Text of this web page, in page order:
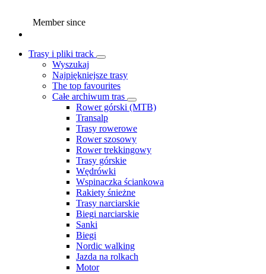
Member since
Trasy i pliki track
Wyszukaj
Najpiękniejsze trasy
The top favourites
Całe archiwum tras
Rower górski (MTB)
Transalp
Trasy rowerowe
Rower szosowy
Rower trekkingowy
Trasy górskie
Wędrówki
Wspinaczka ściankowa
Rakiety śnieżne
Trasy narciarskie
Biegi narciarskie
Sanki
Biegi
Nordic walking
Jazda na rolkach
Motor